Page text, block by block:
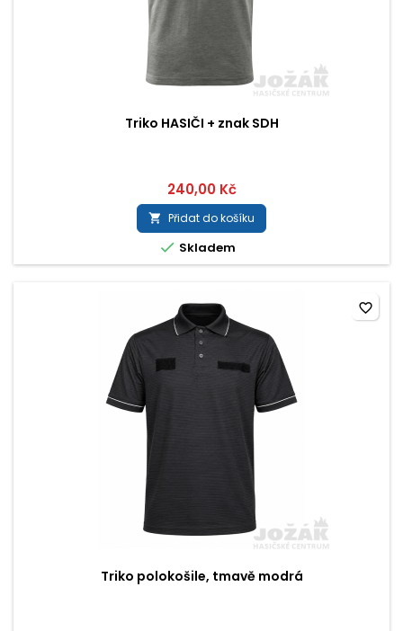
Triko HASIČI + znak SDH
240,00 Kč
 Přidat do košíku
 Skladem
Triko polokošile, tmavě modrá
favorite_border